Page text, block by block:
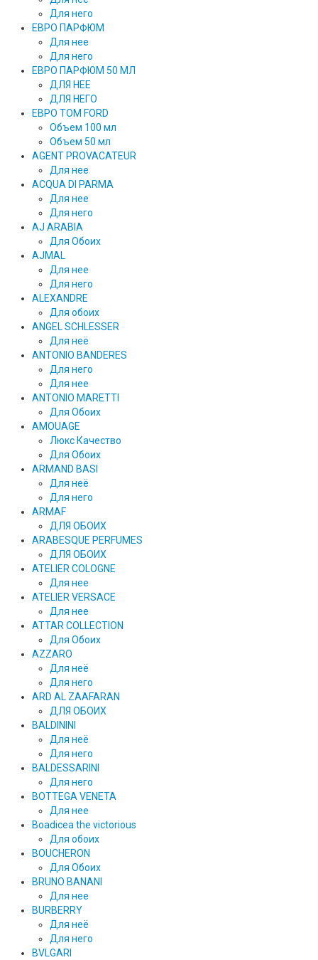
Для него
ЕВРО ПАРФЮМ
Для нее
Для него
ЕВРО ПАРФЮМ 50 МЛ
ДЛЯ НЕЕ
ДЛЯ НЕГО
ЕВРО TOM FORD
Объем 100 мл
Объем 50 мл
AGENT PROVACATEUR
Для нее
ACQUA DI PARMA
Для нее
Для него
AJ ARABIA
Для Обоих
AJMAL
Для нее
Для него
ALEXANDRE
Для обоих
ANGEL SCHLESSER
Для неё
ANTONIO BANDERES
Для него
Для нее
ANTONIO MARETTI
Для Обоих
AMOUAGE
Люкс Качество
Для Обоих
ARMAND BASI
Для неё
Для него
ARMAF
ДЛЯ ОБОИХ
ARABESQUE PERFUMES
ДЛЯ ОБОИХ
ATELIER COLOGNE
Для нее
ATELIER VERSACE
Для нее
ATTAR COLLECTION
Для Обоих
AZZARO
Для неё
Для него
ARD AL ZAAFARAN
ДЛЯ ОБОИХ
BALDININI
Для неё
Для него
BALDESSARINI
Для него
BOTTEGA VENETA
Для нее
Boadicea the victorious
Для обоих
BOUCHERON
Для Обоих
BRUNO BANANI
Для нее
BURBERRY
Для неё
Для него
BVLGARI